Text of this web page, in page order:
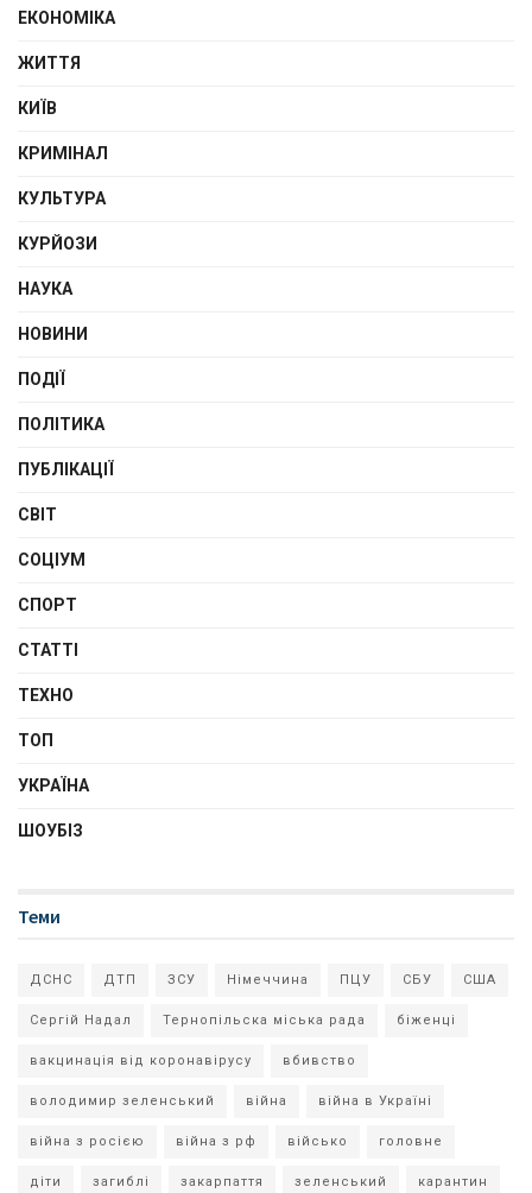
ЕКОНОМІКА
ЖИТТЯ
КИЇВ
КРИМІНАЛ
КУЛЬТУРА
КУРЙОЗИ
НАУКА
НОВИНИ
ПОДІЇ
ПОЛІТИКА
ПУБЛІКАЦІЇ
СВІТ
СОЦІУМ
СПОРТ
СТАТТІ
ТЕХНО
ТОП
УКРАЇНА
ШОУБІЗ
Теми
ДСНС ДТП ЗСУ Німеччина ПЦУ СБУ США
Сергій Надал Тернопільска міська рада біженці
вакцинація від коронавірусу вбивство
володимир зеленський війна війна в Україні
війна з росією війна з рф військо головне
діти загиблі закарпаття зеленський карантин